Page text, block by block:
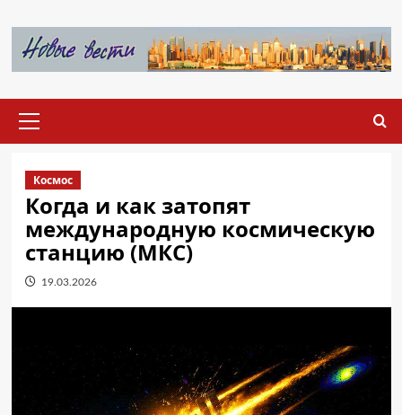
содержимому
меню
Космос
Когда и как затопят
международную космическую
станцию (МКС)
19.03.2026